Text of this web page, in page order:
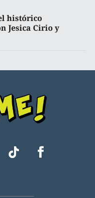
histórico
Jesica Cirio y